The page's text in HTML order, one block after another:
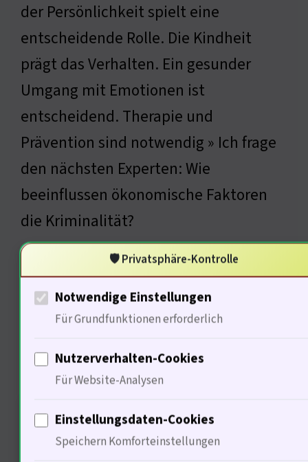
der Persönlichkeit spielt eine
entscheidende Rolle. Die Kindheit
prägt das Verhalten. Ein gesunder
Umgang mit Emotionen ist
entscheidend. Therapie und
Prävention sind notwendig » Ich frage
den nächsten Experten: Wie
beeinflussen ökonomische Faktoren
die Kriminalität?
• Quelle: American Psychological Association,der
Gewalt, S. 12
Ökonomische Einflüsse auf
kriminelles Verhalten
🛡️ Privatsphäre-Kontrolle
Notwendige Einstellungen
Für Grundfunktionen erforderlich
Nutzerverhalten-Cookies
Für Website-Analysen
Einstellungsdaten-Cookies
Speichern Komforteinstellungen